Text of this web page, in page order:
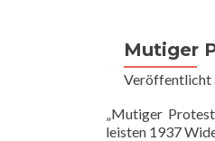
Mutiger
Veröffentlicht
„Mutiger
leisten 1937